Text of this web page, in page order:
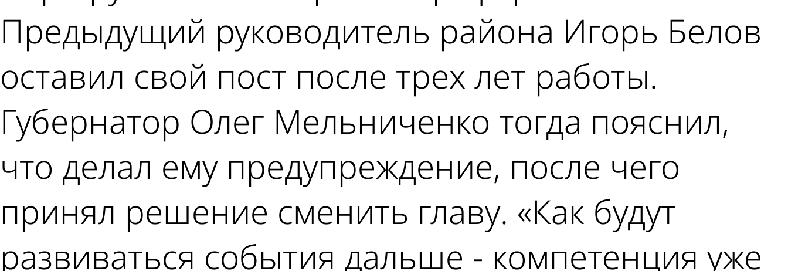
Предыдущий руководитель района Игорь Белов
оставил свой пост после трех лет работы.
Губернатор Олег Мельниченко тогда пояснил,
что делал ему предупреждение, после чего
принял решение сменить главу. «Как будут
развиваться события дальше - компетенция уже